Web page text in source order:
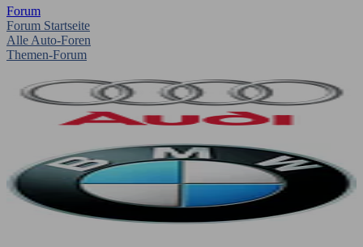
Forum
Forum Startseite
Alle Auto-Foren
Themen-Forum